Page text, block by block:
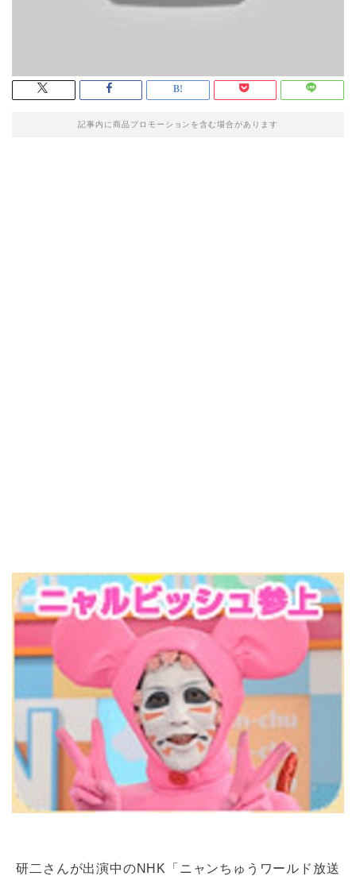
記事内に商品プロモーションを含む場合があります
研二さんが出演中のNHK「ニャンちゅうワールド放送